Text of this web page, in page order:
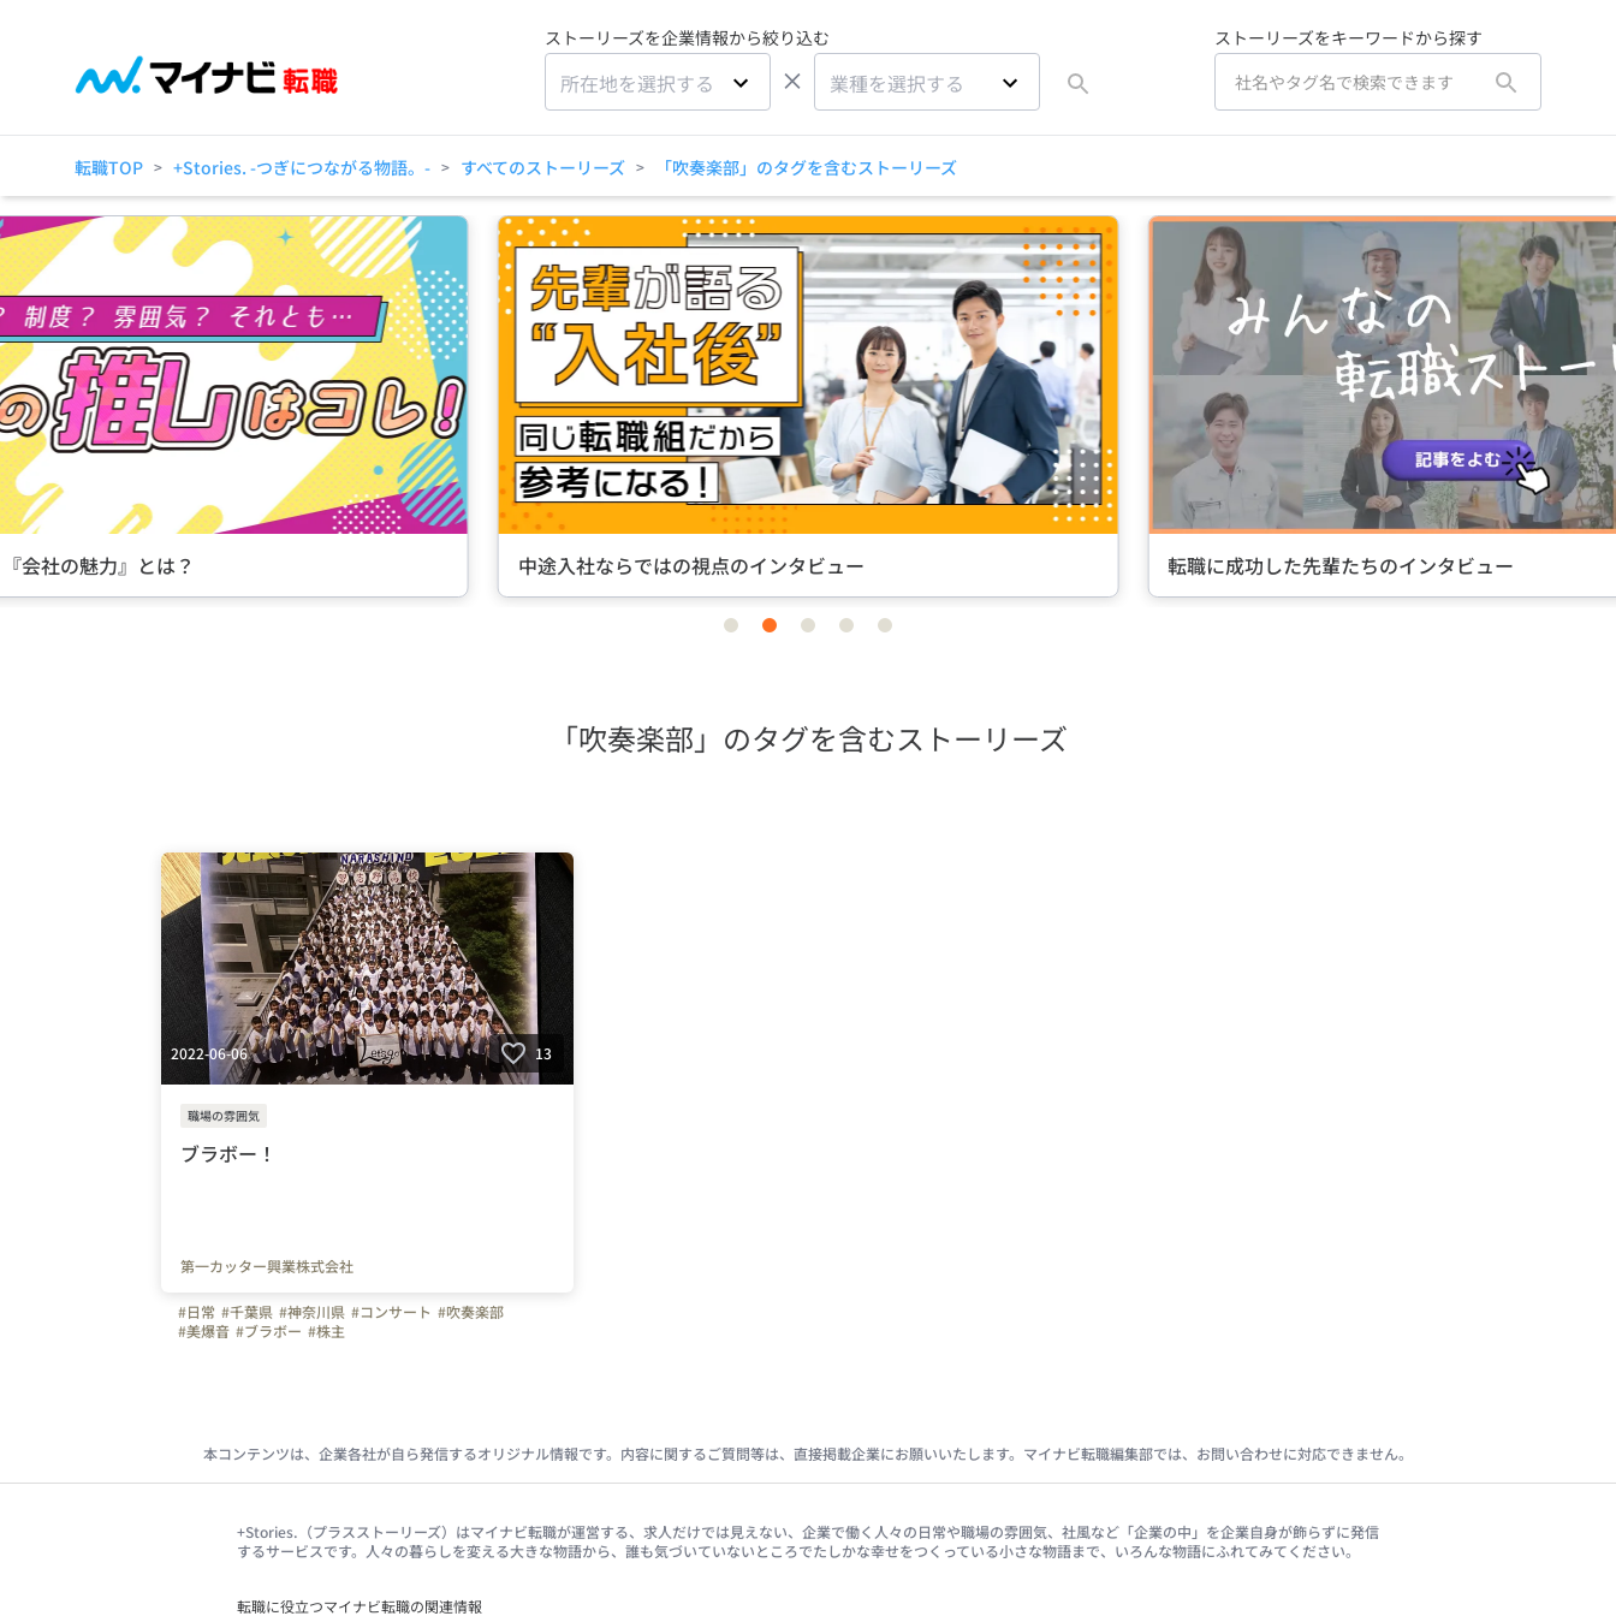
ストーリーズを企業情報から絞り込む
所在地を選択する × 業種を選択する
ストーリーズをキーワードから探す
転職TOP > +Stories. -つぎにつながる物語。- > すべてのストーリーズ > 「吹奏楽部」のタグを含むストーリーズ
会社の魅力』とは？ 中途入社ならではの視点のインタビュー 転職に成功した先輩たちのインタビュー
item item item item item
「吹奏楽部」のタグを含むストーリーズ
2022-06-06 13
職場の雰囲気
ブラボー！
第一カッター興業株式会社
#日常 #千葉県 #神奈川県 #コンサート #吹奏楽部
#美爆音 #ブラボー #株主
本コンテンツは、企業各社が自ら発信するオリジナル情報です。内容に関するご質問等は、直接掲載企業にお願いいたします。マイナビ転職編集部では、お問い合わせに対応できません。
+Stories.（プラスストーリーズ）はマイナビ転職が運営する、求人だけでは見えない、企業で働く人々の日常や職場の雰囲気、社風など「企業の中」を企業自身が飾らずに発信
するサービスです。人々の暮らしを変える大きな物語から、誰も気づいていないところでたしかな幸せをつくっている小さな物語まで、いろんな物語にふれてみてください。
転職に役立つマイナビ転職の関連情報